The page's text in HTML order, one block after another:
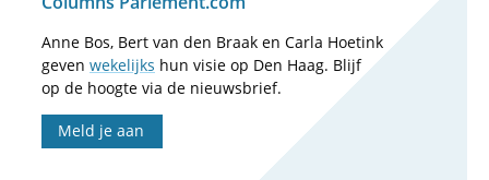
Anne Bos, Bert van den Braak en Carla Hoetink
geven wekelijks hun visie op Den Haag. Blijf
op de hoogte via de nieuwsbrief.
Meld je aan